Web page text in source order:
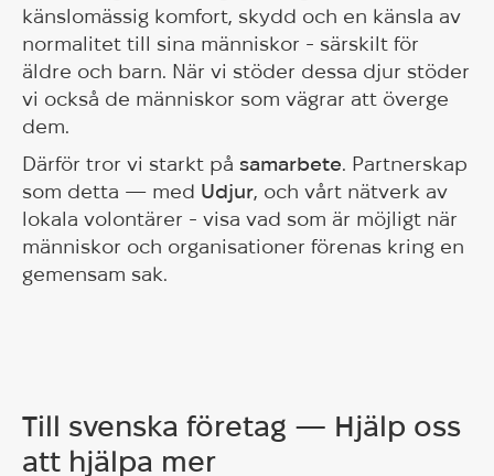
känslomässig komfort, skydd och en känsla av
normalitet till sina människor - särskilt för
äldre och barn. När vi stöder dessa djur stöder
vi också de människor som vägrar att överge
dem.
Därför tror vi starkt på samarbete. Partnerskap
som detta — med Udjur, och vårt nätverk av
lokala volontärer - visa vad som är möjligt när
människor och organisationer förenas kring en
gemensam sak.
Till svenska företag — Hjälp oss
att hjälpa mer